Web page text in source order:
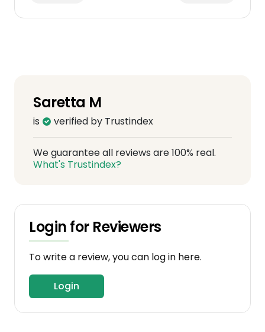
Saretta M
is verified by Trustindex
We guarantee all reviews are 100% real.
What's Trustindex?
Login for Reviewers
To write a review, you can log in here.
Login